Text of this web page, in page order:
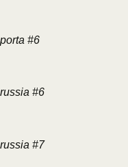
porta #6
russia #6
russia #7